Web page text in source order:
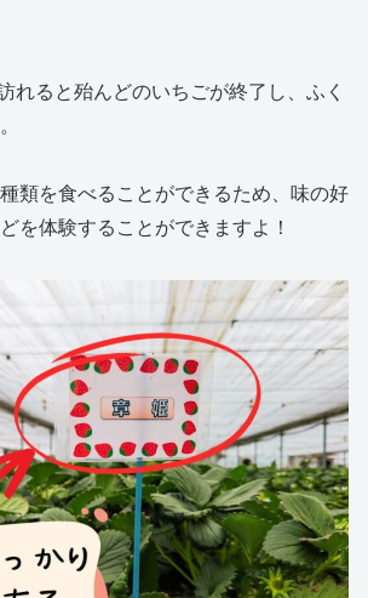
れると殆んどのいちごが終了し、ふく
類を食べることができるため、味の好
を体験することができますよ！